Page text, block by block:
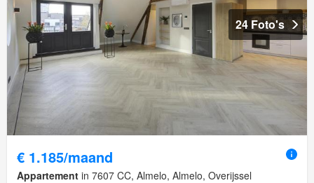
24 Foto's
€ 1.185/maand
Appartement in 7607 CC, Almelo, Almelo, Overijssel